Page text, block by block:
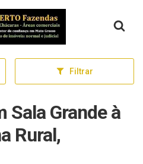
Filtrar
Sala Grande à
Rural,